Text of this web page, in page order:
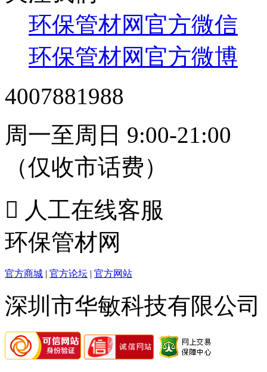
环保管材网官方微信
环保管材网官方微博
4007881988
周一至周日 9:00-21:00
（仅收市话费）
 人工在线客服
环保管材网
官方商城 | 官方论坛 | 官方网站
深圳市华敏科技有限公